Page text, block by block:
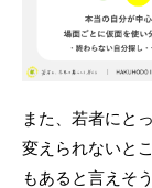
また、若者にと
変えられないと
もあると言えそ